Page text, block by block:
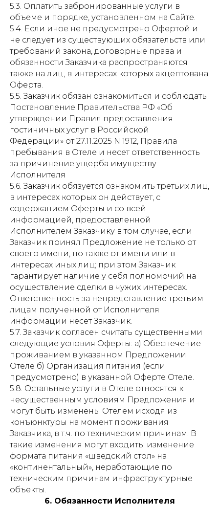
5.3. Оплатить забронированные услуги в
объеме и порядке, установленном на Сайте.
5.4. Если иное не предусмотрено Офертой и
не следует из существующих обязательств или
требований закона, договорные права и
обязанности Заказчика распространяются
также на лиц, в интересах которых акцептована
Оферта.
5.5. Заказчик обязан ознакомиться и соблюдать
Постановление Правительства РФ «Об
утверждении Правил предоставления
гостиничных услуг в Российской
Федерации» от 27.11.2025 N 1912, Правила
пребывания в Отеле и несет ответственность
за причинение ущерба имуществу
Исполнителя
5.6. Заказчик обязуется ознакомить третьих лиц,
в интересах которых он действует, с
содержанием Оферты и со всей
информацией, предоставленной
Исполнителем Заказчику в том случае, если
Заказчик принял Предложение не только от
своего имени, но также от имени или в
интересах иных лиц; при этом Заказчик
гарантирует наличие у себя полномочий на
осуществление сделки в чужих интересах.
Ответственность за непредставление третьим
лицам полученной от Исполнителя
информации несет Заказчик.
5.7. Заказчик согласен считать существенными
следующие условия Оферты: а) Обеспечение
проживанием в указанном Предложении
Отеле б) Организация питания (если
предусмотрено) в указанной Оферте Отеле.
5.8. Остальные услуги в Отеле относятся к
несущественным условиям Предложения и
могут быть изменены Отелем исходя из
конъюнктуры на момент проживания
Заказчика, в т.ч. по техническим причинам. В
такие изменения могут входить: изменение
формата питания «шведский стол» на
«континентальный», неработающие по
техническим причинам инфраструктурные
объекты.
6. Обязанности Исполнителя